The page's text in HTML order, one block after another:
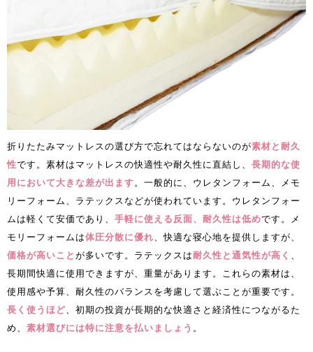
折りたたみマットレスの選び方で忘れてはならないのが素材と耐久
性です。素材はマットレスの快適性や耐久性に直結し、 長期的な使
用において大きな差が出ます。一般的に、ウレタンフォーム、メモ
リーフォーム、ラテックスなどが使われています。ウレタンフォー
ムは軽くて安価であり、 手軽に使える反面、耐久性は低めです。メ
モリーフォームは体圧分散に優れ 、快適な寝心地を提供しますが、
価格が高いことが多いです。ラテックスは耐久性と通気性が高く
長期間快適に使用できますが、重量があります。これらの素材は、
使用感や予算、耐久性のバランスを考慮して選ぶことが重要です。
長く使うほど 、初期の投資が長期的な快適さと経済性につながるた
め、 素材選びには特に注意を払いましょう 。